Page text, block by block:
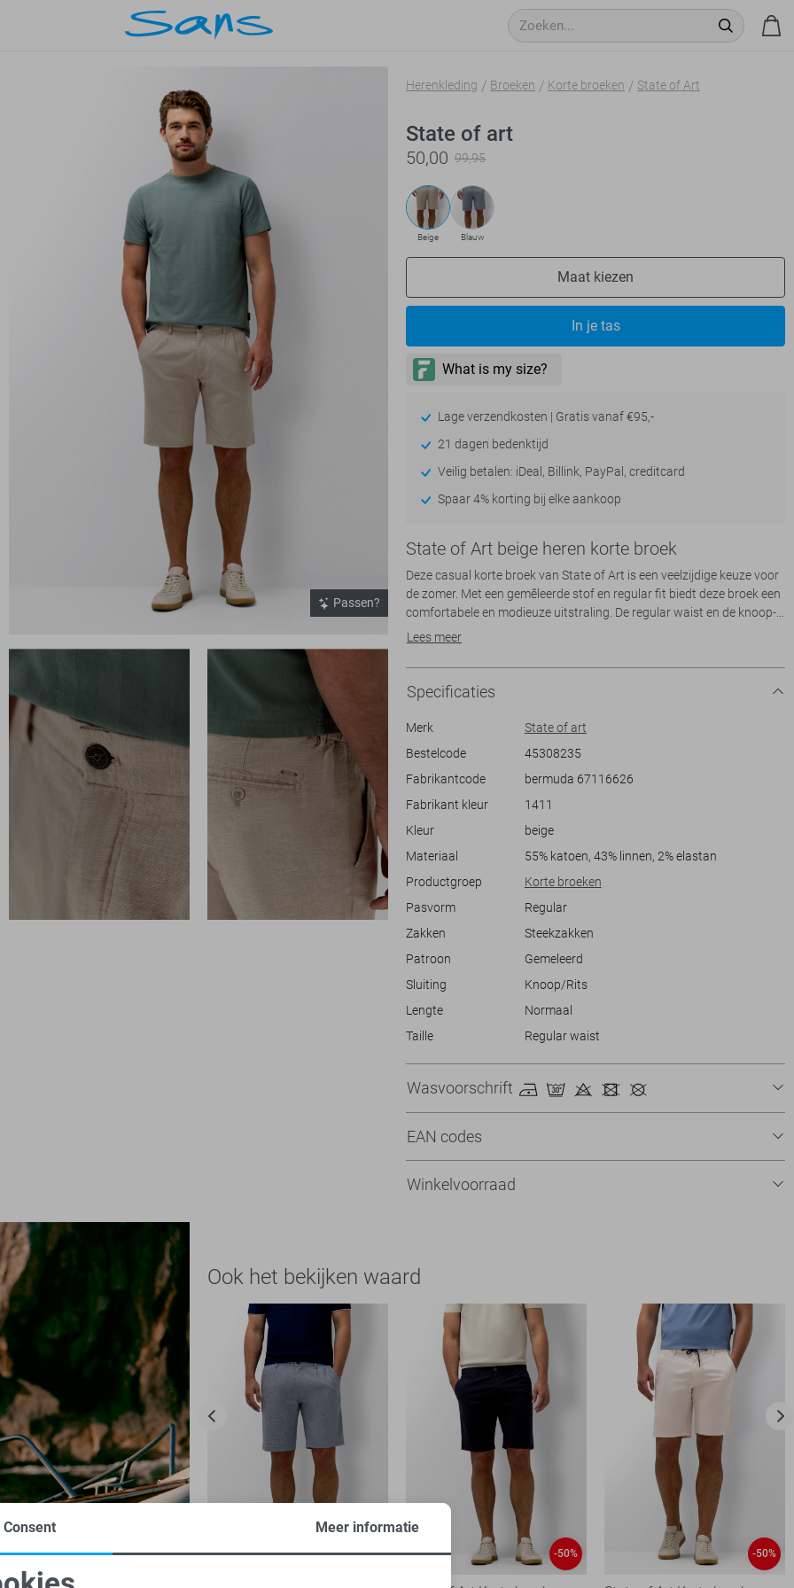
Passen?
Herenkleding Broeken Korte broeken State of Art
State of art
50,00 99,95
Beige Blauw
Maat kiezen
- levertijd 2-5 dagenIn je tas
Lage verzendkosten | Gratis vanaf €95,-
21 dagen bedenktijd
Veilig betalen: iDeal, Billink, PayPal, creditcard
Spaar 4% korting bij elke aankoop
State of Art beige heren korte broek
Deze casual korte broek van State of Art is een veelzijdige keuze voor
de zomer. Met een gemêleerde stof en regular fit biedt deze broek een
comfortabele en modieuze uitstraling. De regular waist en de knoop-
ritssluiting zorgen voor een klassieke pasvorm, terwijl de steekzakken
aan het strand of een informele lunch met vrienden, deze korte broek
combineert moeiteloos stijl en functionaliteit.
De neutrale kleur maakt het eenvoudig te combineren met diverse
De normale lengte en regular waist zorgen voor een tijdloze look die
geschikt is voor allerlei gelegenheden. Deze State of Art korte broek is
perfect voor heren die in stijl willen genieten van warmere dagen,
have aan je zomergarderobe toe en je bent klaar voor elk evenement.
Lees meer
Specificaties
Merk
State of art
Bestelcode
45308235
Fabrikantcode
bermuda 67116626
Fabrikant kleur
1411
Kleur
beige
Materiaal
55% katoen, 43% linnen, 2% elastan
Productgroep
Korte broeken
Pasvorm
Regular
Zakken
Steekzakken
Patroon
Gemeleerd
Sluiting
Knoop/Rits
Lengte
Normaal
Taille
Regular waist
Wasvoorschrift
EAN codes
Winkelvoorraad
Ook het bekijken waard
-30% -50% -50%
Consent Meer informatie